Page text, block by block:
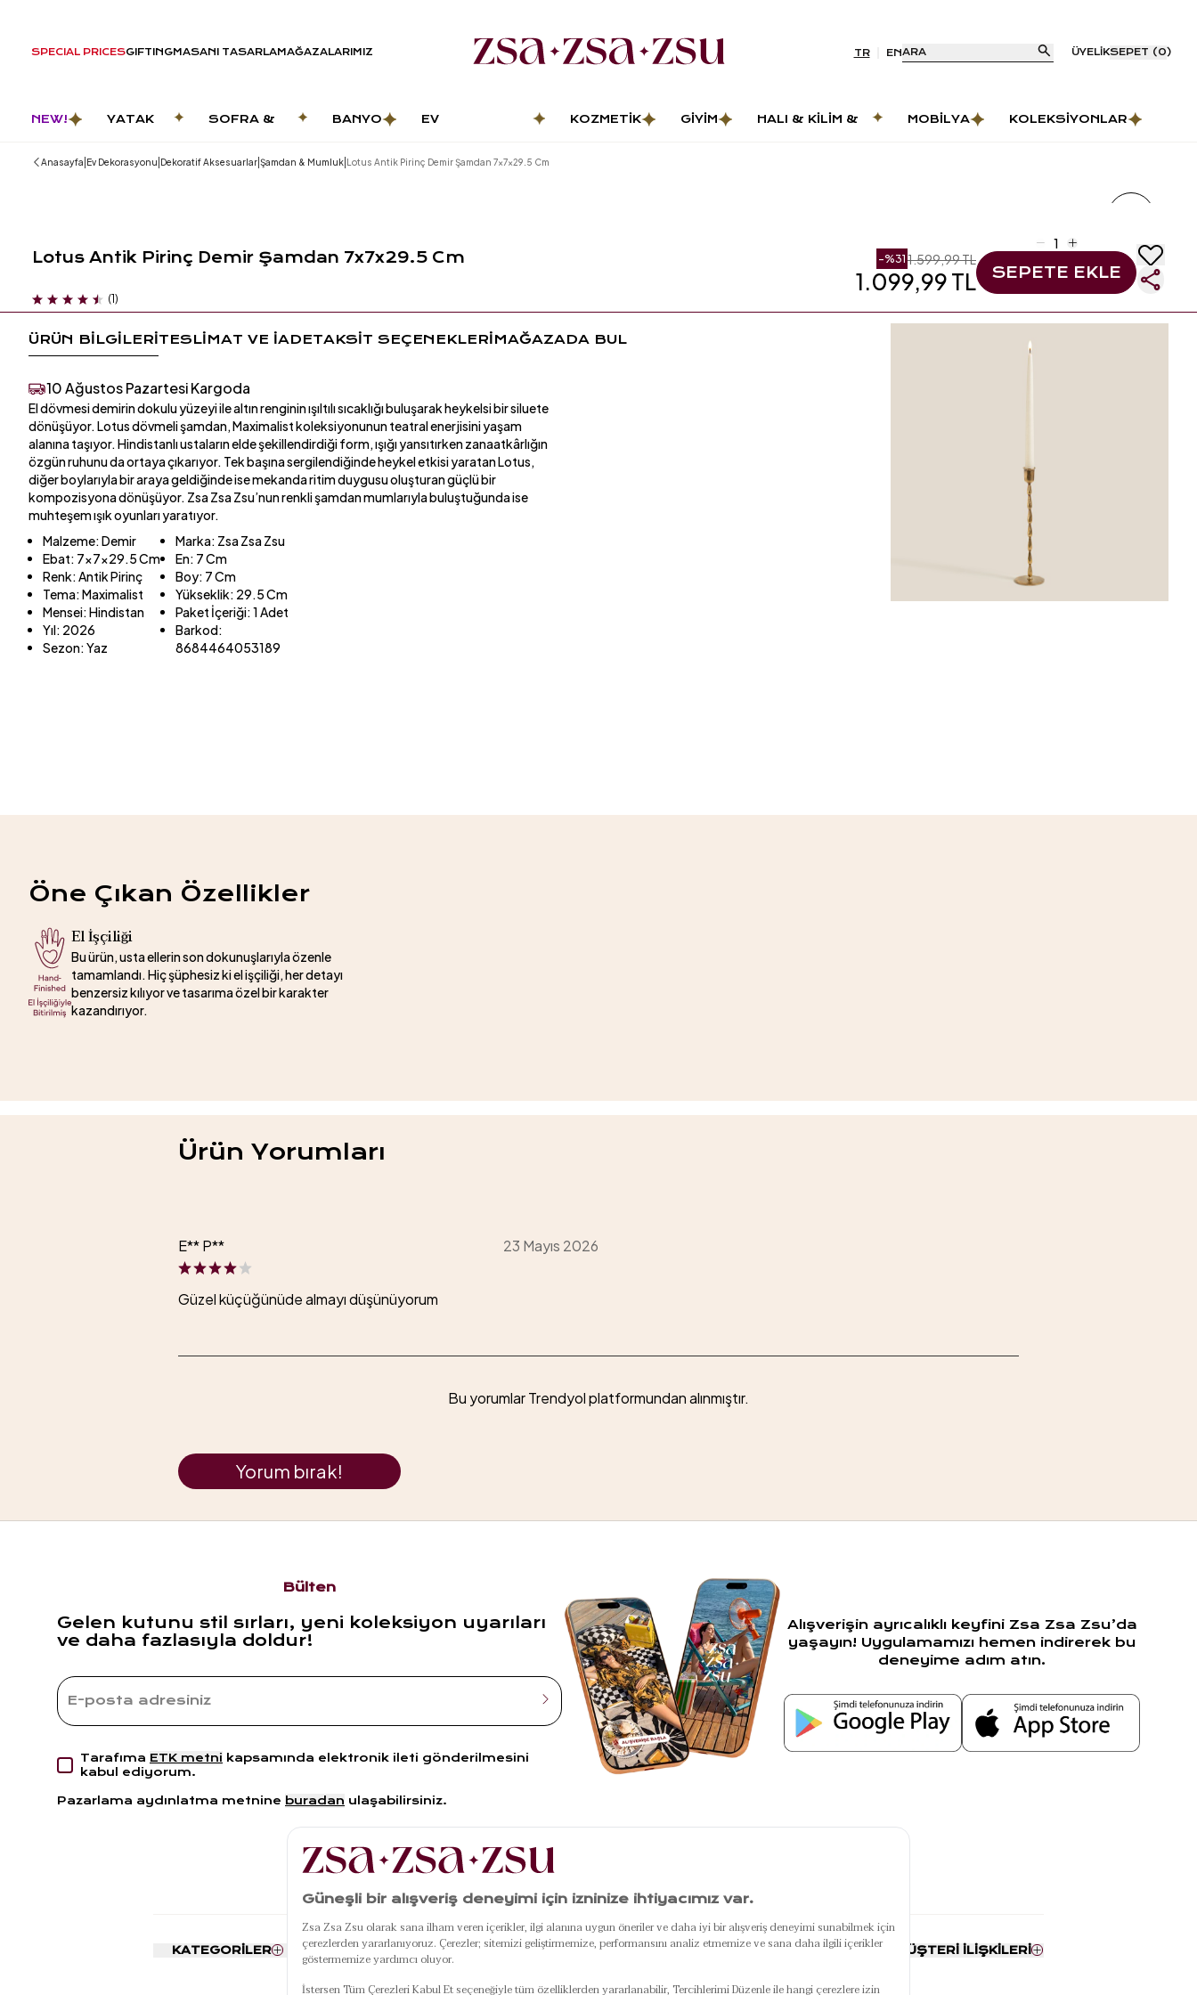
SPECIAL PRICESGIFTINGMASANI TASARLAMAĞAZALARIMIZ TR ENARA ÜYELIKSEPET (0)
NEW!
YATAK
SOFRA &
BANYO
EV
KOZMETIK GIYIM
HALI & KILIM &
MOBILYA KOLEKSIYONLAR
Anasayfa Ev Dekorasyonu Dekoratif Aksesuarlar Şamdan & Mumluk Lotus Antik Pirinç Demir Şamdan 7x7x29.5 Cm
Lotus Antik Pirinç Demir Şamdan 7x7x29.5 Cm
(1)
-%31 1.599,99 TL
1.099,99 TL SEPETE EKLE
ÜRÜN BİLGİLERİTESLİMAT VE İADETAKSİT SEÇENEKLERİMAĞAZADA BUL
10 Ağustos Pazartesi Kargoda
El dövmesi demirin dokulu yüzeyi ile altın renginin ışıltılı sıcaklığı buluşarak heykelsi bir siluete
dönüşüyor. Lotus dövmeli şamdan, Maximalist koleksiyonunun teatral enerjisini yaşam
alanına taşıyor. Hindistanlı ustaların elde şekillendirdiği form, ışığı yansıtırken zanaatkârlığın
özgün ruhunu da ortaya çıkarıyor. Tek başına sergilendiğinde heykel etkisi yaratan Lotus,
diğer boylarıyla bir araya geldiğinde ise mekanda ritim duygusu oluşturan güçlü bir
kompozisyona dönüşüyor. Zsa Zsa Zsu’nun renkli şamdan mumlarıyla buluştuğunda ise
muhteşem ışık oyunları yaratıyor.
Malzeme:Demir
Ebat: 7x7x29.5 Cm
Renk:Antik Pirinç
Tema:Maximalist
Mensei:Hindistan
Yıl: 2026
Sezon:Yaz
Marka: Zsa Zsa Zsu
En: 7 Cm
Boy: 7 Cm
Yükseklik: 29.5 Cm
Paket İçeriği:1 Adet
Barkod:
8684464053189
Öne Çıkan Özellikler
El İşçiliği
Bu ürün, usta ellerin son dokunuşlarıyla özenle
tamamlandı. Hiç şüphesiz ki el işçiliği, her detayı
benzersiz kılıyor ve tasarıma özel bir karakter
kazandırıyor.
Ürün Yorumları
E** P** 23 Mayıs 2026
Güzel küçüğünüde almayı düşünüyorum
Bu yorumlar Trendyol platformundan alınmıştır.
Yorum bırak!
Bülten
Gelen kutunu stil sırları, yeni koleksiyon uyarıları
ve daha fazlasıyla doldur!
Tarafıma ETK metni kapsamında elektronik ileti gönderilmesini
kabul ediyorum.
Pazarlama aydınlatma metnine buradan ulaşabilirsiniz.
Alışverişin ayrıcalıklı keyfini Zsa Zsa Zsu’da
yaşayın! Uygulamamızı hemen indirerek bu
deneyime adım atın.
KATEGORİLER
POPÜLER
KATEGORİLER
POPÜLER
ÖZEL GÜNLER
Black Friday
KURUMSAL
Hakkımızda
MÜŞTERİ İLİŞKİLERİ